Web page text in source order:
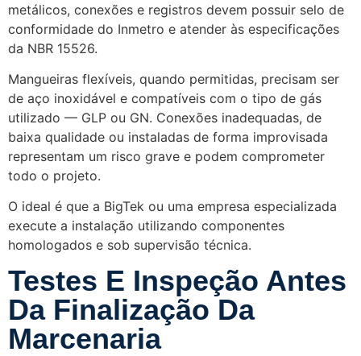
metálicos, conexões e registros devem possuir selo de
conformidade do Inmetro e atender às especificações
da NBR 15526.
Mangueiras flexíveis, quando permitidas, precisam ser
de aço inoxidável e compatíveis com o tipo de gás
utilizado — GLP ou GN. Conexões inadequadas, de
baixa qualidade ou instaladas de forma improvisada
representam um risco grave e podem comprometer
todo o projeto.
O ideal é que a BigTek ou uma empresa especializada
execute a instalação utilizando componentes
homologados e sob supervisão técnica.
Testes E Inspeção Antes
Da Finalização Da
Marcenaria